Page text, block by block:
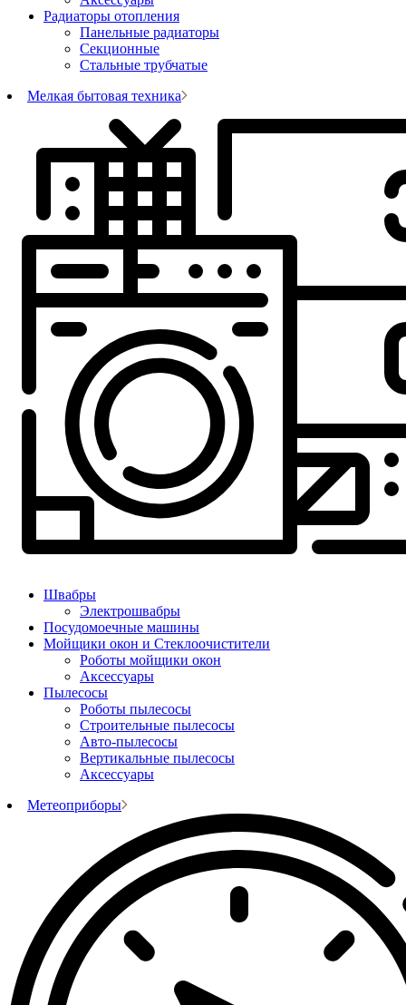
Радиаторы отопления
Панельные радиаторы
Секционные
Стальные трубчатые
Мелкая бытовая техника
Швабры
Электрошвабры
Посудомоечные машины
Мойщики окон и Стеклоочистители
Роботы мойщики окон
Аксессуары
Пылесосы
Роботы пылесосы
Строительные пылесосы
Авто-пылесосы
Вертикальные пылесосы
Аксессуары
Метеоприборы